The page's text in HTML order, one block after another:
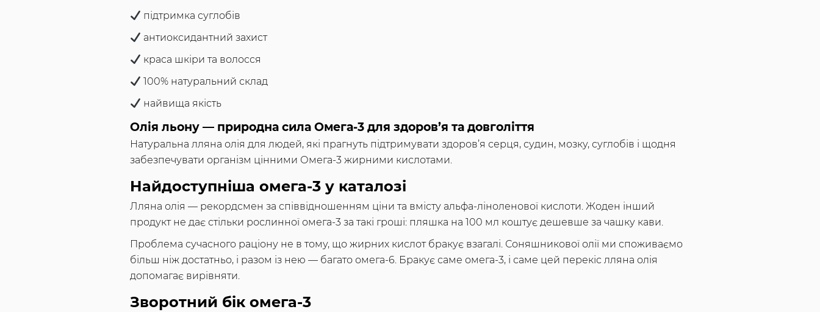
підтримка суглобів
антиоксидантний захист
краса шкіри та волосся
100% натуральний склад
найвища якість
Олія льону — природна сила Омега-3 для здоров’я та довголіття
Натуральна лляна олія для людей, які прагнуть підтримувати здоров’я серця, судин, мозку, суглобів і щодня
забезпечувати організм цінними Омега-3 жирними кислотами.
Найдоступніша омега-3 у каталозі
Лляна олія — рекордсмен за співвідношенням ціни та вмісту альфа-ліноленової кислоти. Жоден інший
продукт не дає стільки рослинної омега-3 за такі гроші: пляшка на 100 мл коштує дешевше за чашку кави.
Проблема сучасного раціону не в тому, що жирних кислот бракує взагалі. Соняшникової олії ми споживаємо
більш ніж достатньо, і разом із нею — багато омега-6. Бракує саме омега-3, і саме цей перекіс лляна олія
допомагає вирівняти.
Зворотний бік омега-3